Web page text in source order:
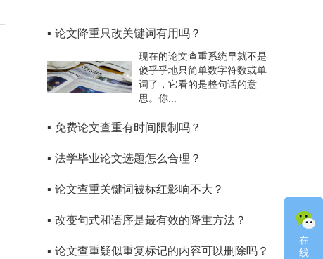
在
线
▪ 论文降重只改关键词有用吗？
现在的论文查重系统早就不是
傻乎乎地只简单数字符数或单
词了，它看的是整句话的意
思。你...
▪ 免费论文查重有时间限制吗？
▪ 法学毕业论文选题怎么合理？
▪ 论文查重关键词被标红影响不大？
▪ 改变句式和语序是最有效的降重方法？
▪ 论文查重疑似重复标记的内容可以删除吗？
在
线